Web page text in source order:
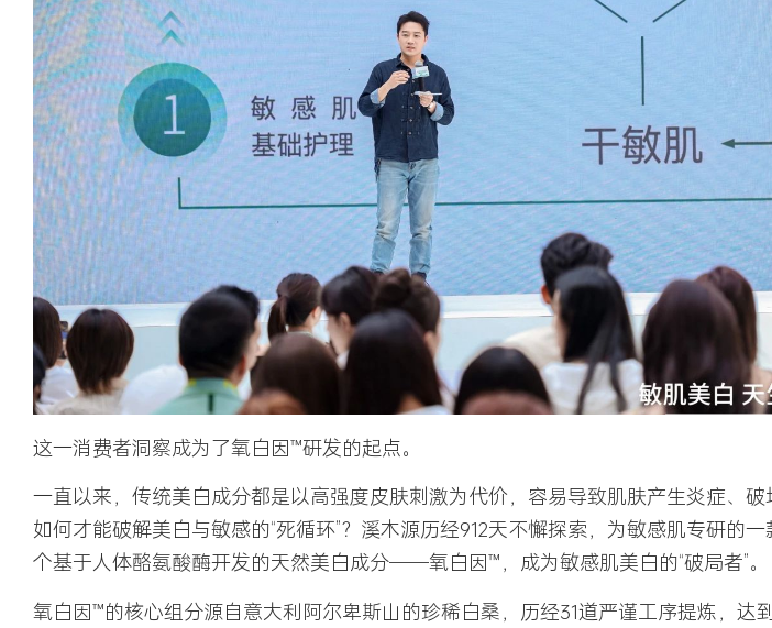
这一消费者洞察成为了氧白因™研发的起点。
一直以来，传统美白成分都是以高强度皮肤刺激为代价，容易导致肌肤产生炎症、破
如何才能破解美白与敏感的“死循环”？溪木源历经912天不懈探索，为敏感肌专研的
个基于人体酪氨酸酶开发的天然美白成分——氧白因™，成为敏感肌美白的“破局者”。
氧白因™的核心组分源自意大利阿尔卑斯山的珍稀白桑，历经31道严谨工序提炼，达